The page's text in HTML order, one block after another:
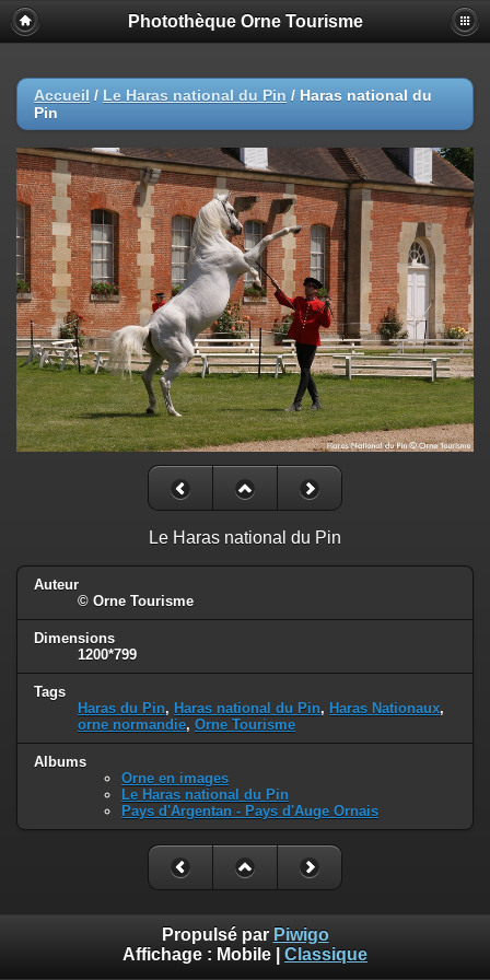
Photothèque Orne Tourisme
Accueil / Le Haras national du Pin / Haras national du
Pin
Le Haras national du Pin
Auteur
© Orne Tourisme
Dimensions
1200*799
Tags
Haras du Pin, Haras national du Pin, Haras Nationaux,
orne normandie, Orne Tourisme
Albums
Orne en images
Le Haras national du Pin
Pays d'Argentan - Pays d'Auge Ornais
Propulsé par Piwigo
Affichage : Mobile Classique